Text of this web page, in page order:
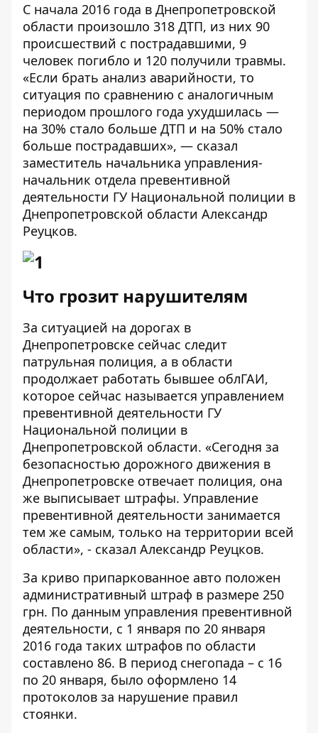
С начала 2016 года в Днепропетровской
области произошло 318 ДТП, из них 90
происшествий с пострадавшими, 9
человек погибло и 120 получили травмы.
«Если брать анализ аварийности, то
ситуация по сравнению с аналогичным
периодом прошлого года ухудшилась —
на 30% стало больше ДТП и на 50% стало
больше пострадавших», — сказал
заместитель начальника управления-
начальник отдела превентивной
деятельности ГУ Национальной полиции в
Днепропетровской области Александр
Реуцков.
Что грозит нарушителям
За ситуацией на дорогах в
Днепропетровске сейчас следит
патрульная полиция, а в области
продолжает работать бывшее облГАИ,
которое сейчас называется управлением
превентивной деятельности ГУ
Национальной полиции в
Днепропетровской области. «Сегодня за
безопасностью дорожного движения в
Днепропетровске отвечает полиция, она
же выписывает штрафы. Управление
превентивной деятельности занимается
тем же самым, только на территории всей
области», - сказал Александр Реуцков.
За криво припаркованное авто положен
административный штраф в размере 250
грн. По данным управления превентивной
деятельности, с 1 января по 20 января
2016 года таких штрафов по области
составлено 86. В период снегопада – с 16
по 20 января, было оформлено 14
протоколов за нарушение правил
стоянки.